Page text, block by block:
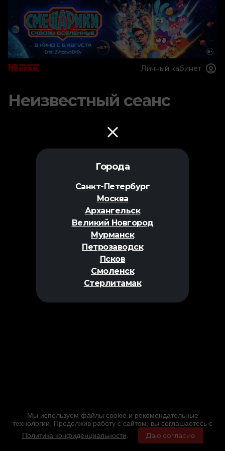
Города
Санкт-Петербург
Москва
Архангельск
Великий Новгород
Мурманск
Петрозаводск
Псков
Смоленск
Стерлитамак
Личный кабинет
Неизвестный сеанс
Мы используем файлы cookie и рекомендательные
технологии. Продолжив работу с сайтом, вы соглашаетесь с
Политика конфиденциальности
Даю согласие